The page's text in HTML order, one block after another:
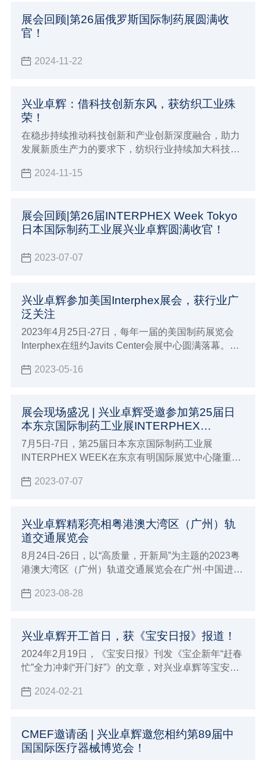
展会回顾|第26届俄罗斯国际制药展圆满收
官！
2024-11-22
兴业卓辉：借科技创新东风，获纺织工业殊
荣！
在稳步持续推动科技创新和产业创新深度融合，助力
发展新质生产力的要求下，纺织行业持续加大科技创
科技赋能。
2024-11-15
展会回顾|第26届INTERPHEX Week Tokyo
日本国际制药工业展兴业卓辉圆满收官！
2023-07-07
兴业卓辉参加美国Interphex展会，获行业广
泛关注
2023年4月25日-27日，每年一届的美国制药展览会
Interphex在纽约Javits Center会展中心圆满落幕。兴
推进海外市场的实力。
2023-05-16
展会现场盛况 | 兴业卓辉受邀参加第25届日
本东京国际制药工业展INTERPHEX
WEEK！
7月5日-7日，第25届日本东京国际制药工业展
INTERPHEX WEEK在东京有明国际展览中心隆重举
（展位14-14），展会期间吸引了来自世界各地行业
2023-07-07
兴业卓辉精彩亮相粤港澳大湾区（广州）轨
道交通展览会
8月24日-26日，以“高质量，开新局”为主题的2023粤
港澳大湾区（广州）轨道交通展览会在广州·中国进出
轨道交通洁净与防护用品研发制造商——兴业卓辉受
2023-08-28
兴业卓辉开工首日，获《宝安日报》报道！
2024年2月19日，《宝安日报》刊发《宝企新年“赶春
忙”全力冲刺“开门好”》的文章，对兴业卓辉等宝安区
象进行关注报道。报道发布后，引发广泛关注。
2024-02-21
CMEF邀请函 | 兴业卓辉邀您相约第89届中
国国际医疗器械博览会！